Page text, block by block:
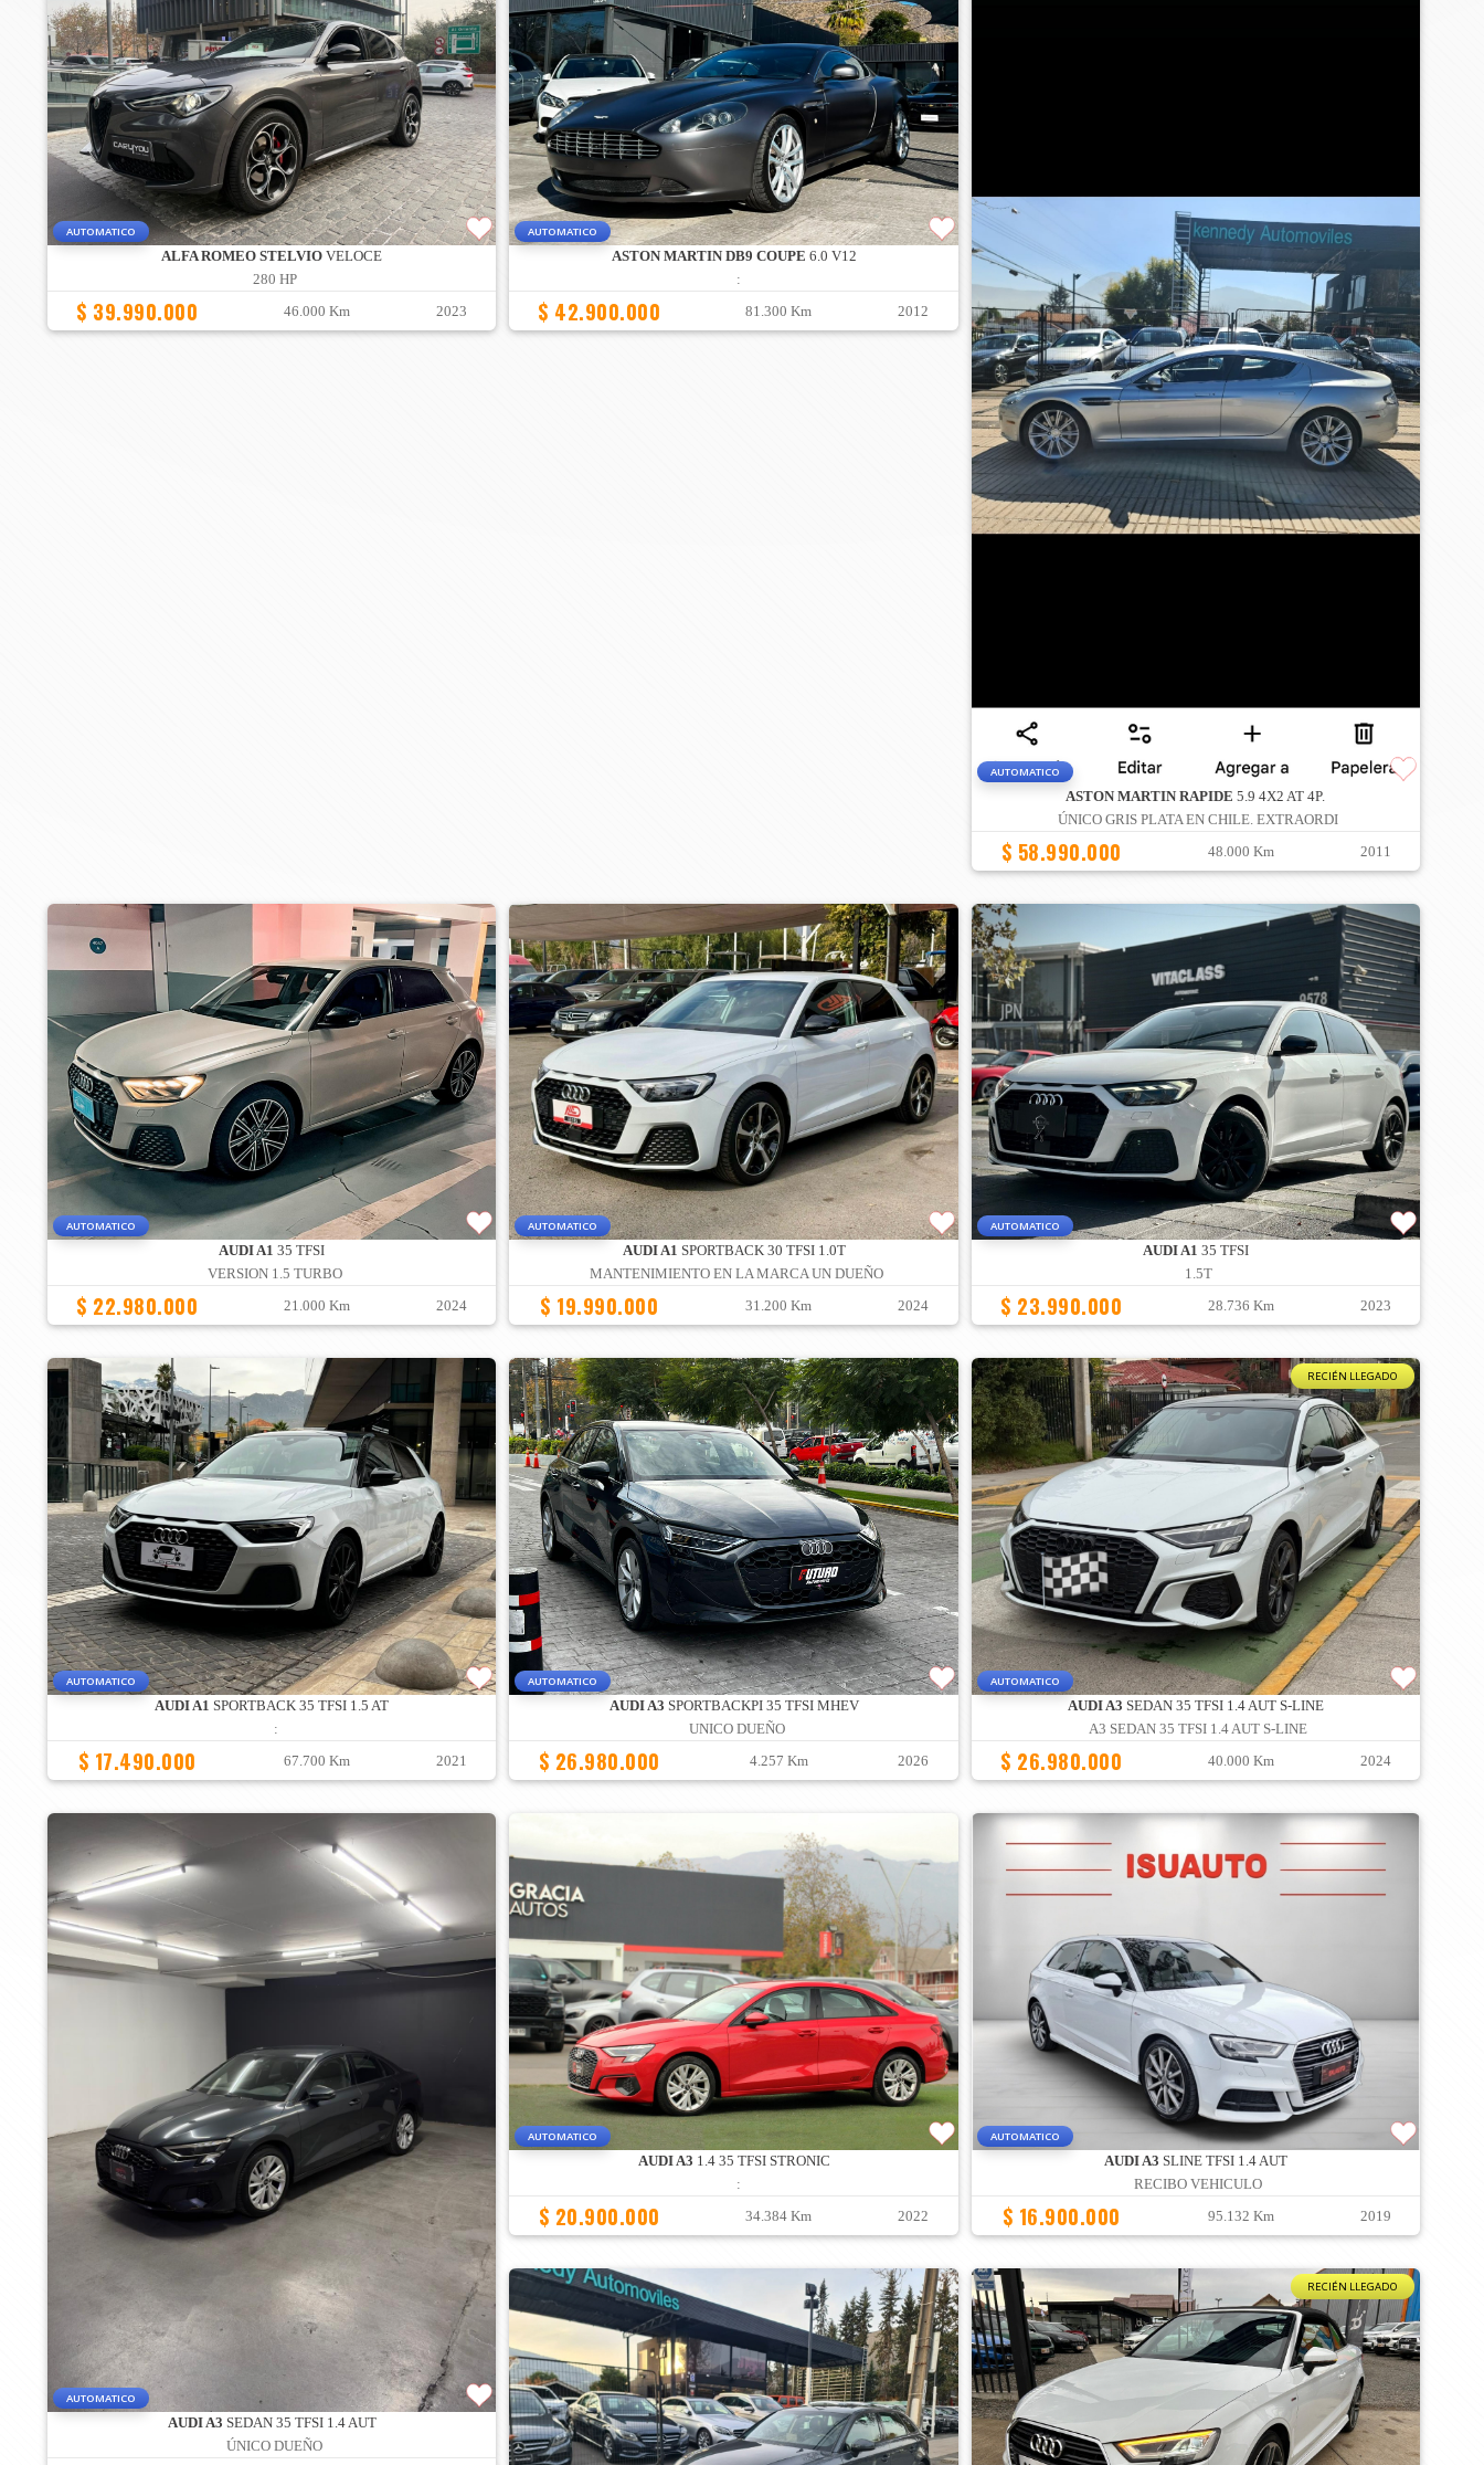
AUTOMATICO
ALFA ROMEO STELVIO VELOCE
280 HP
$ 39.990.000 46.000 Km 2023
AUTOMATICO
ASTON MARTIN DB9 COUPE 6.0 V12
:
$ 42.900.000 81.300 Km 2012
AUTOMATICO
ASTON MARTIN RAPIDE 5.9 4X2 AT 4P.
ÚNICO GRIS PLATA EN CHILE. EXTRAORDI
$ 58.990.000 48.000 Km 2011
AUTOMATICO
AUDI A1 35 TFSI
VERSION 1.5 TURBO
$ 22.980.000 21.000 Km 2024
AUTOMATICO
AUDI A1 SPORTBACK 30 TFSI 1.0T
MANTENIMIENTO EN LA MARCA UN DUEÑO
$ 19.990.000 31.200 Km 2024
AUTOMATICO
AUDI A1 35 TFSI
1.5T
$ 23.990.000 28.736 Km 2023
AUTOMATICO
AUDI A1 SPORTBACK 35 TFSI 1.5 AT
:
$ 17.490.000 67.700 Km 2021
AUTOMATICO
AUDI A3 SPORTBACKPI 35 TFSI MHEV
UNICO DUEÑO
$ 26.980.000 4.257 Km 2026
RECIÉN LLEGADO
AUTOMATICO
AUDI A3 SEDAN 35 TFSI 1.4 AUT S-LINE
A3 SEDAN 35 TFSI 1.4 AUT S-LINE
$ 26.980.000 40.000 Km 2024
AUTOMATICO
AUDI A3 SEDAN 35 TFSI 1.4 AUT
ÚNICO DUEÑO
AUTOMATICO
AUDI A3 1.4 35 TFSI STRONIC
:
$ 20.900.000 34.384 Km 2022
AUTOMATICO
AUDI A3 SLINE TFSI 1.4 AUT
RECIBO VEHICULO
$ 16.900.000 95.132 Km 2019
RECIÉN LLEGADO